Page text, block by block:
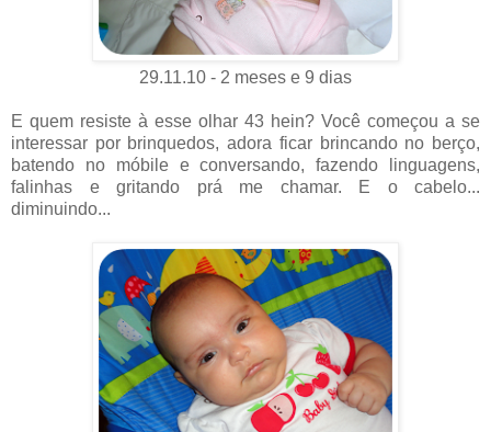
29.11.10 - 2 meses e 9 dias
E quem resiste à esse olhar 43 hein? Você começou a se
interessar por brinquedos, adora ficar brincando no berço,
batendo no móbile e conversando, fazendo linguagens,
falinhas e gritando prá me chamar. E o cabelo...
diminuindo...